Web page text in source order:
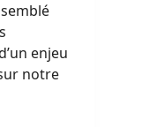
enjeu
notre